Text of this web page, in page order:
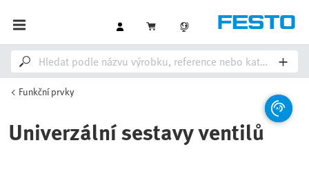
Funkční prvky
Univerzální sestavy ventilů